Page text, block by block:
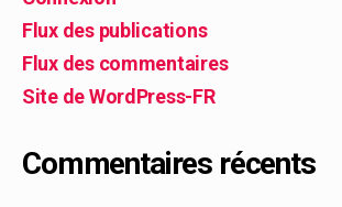
Flux des publications
Flux des commentaires
Site de WordPress-FR
Commentaires récents